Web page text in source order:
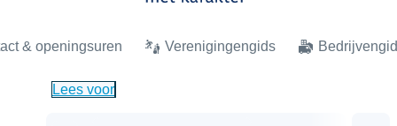
& openingsuren Verenigingengids
Lees voor